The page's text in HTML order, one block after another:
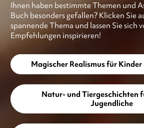
Ihnen haben bestimmte Themen und
Buch besonders gefallen? Klicken Sie
spannende Thema und lassen Sie sich
Empfehlungen inspirieren!
Magischer Realismus für
Natur- und Tiergeschichten
Jugendliche